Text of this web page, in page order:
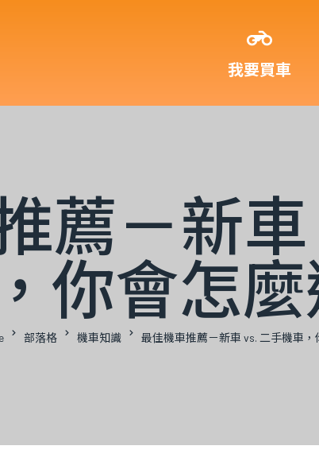
我要買車
薦－新
你會怎麼
部落格 機車知識 最佳機車推薦－新車 vs. 二手機車，